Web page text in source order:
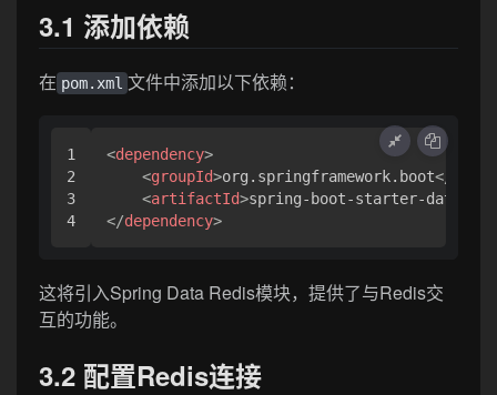
3.1 添加依赖
在 pom.xml 文件中添加以下依赖：
1
2
3
<dependency>
<groupId>org.springframework.boot</
<artifactId>spring-boot-starter-data-
</dependency>
这将引入Spring Data Redis模块，提供了与Redis交
互的功能。
3.2 配置Redis连接